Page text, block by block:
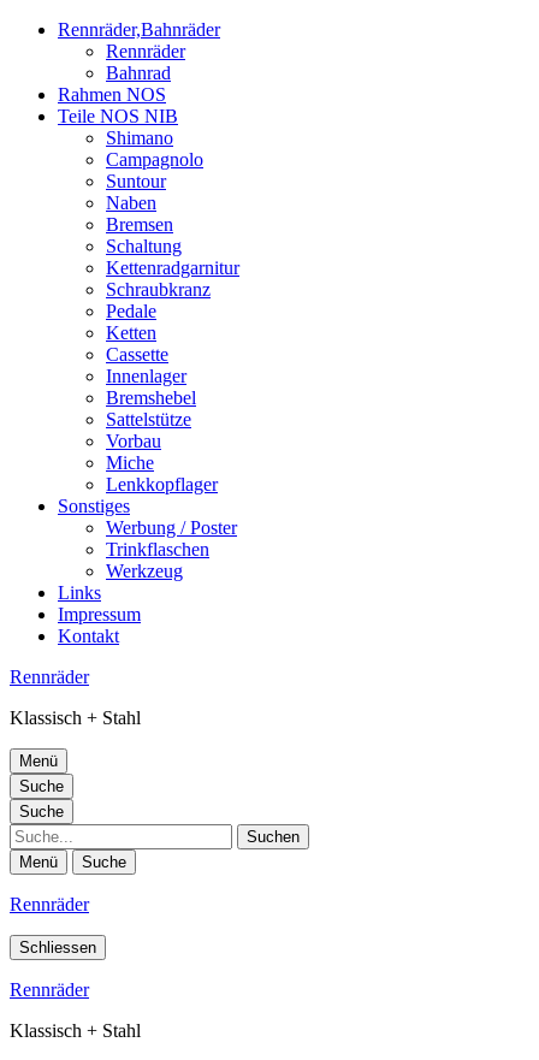
Rennräder,Bahnräder
Rennräder
Bahnrad
Rahmen NOS
Teile NOS NIB
Shimano
Campagnolo
Suntour
Naben
Bremsen
Schaltung
Kettenradgarnitur
Schraubkranz
Pedale
Ketten
Cassette
Innenlager
Bremshebel
Sattelstütze
Vorbau
Miche
Lenkkopflager
Sonstiges
Werbung / Poster
Trinkflaschen
Werkzeug
Links
Impressum
Kontakt
Rennräder
Klassisch + Stahl
Menü
Suche
Suche
Suche
Menü Suche
Rennräder
Schliessen
Rennräder
Klassisch + Stahl